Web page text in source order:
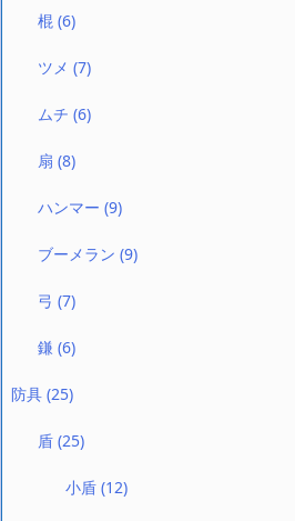
棍(6)
ツメ(7)
ムチ(6)
扇(8)
ハンマー(9)
ブーメラン(9)
弓(7)
鎌(6)
防具 (25)
盾(25)
小盾 (12)